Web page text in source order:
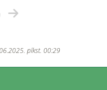
plkst. 00:29